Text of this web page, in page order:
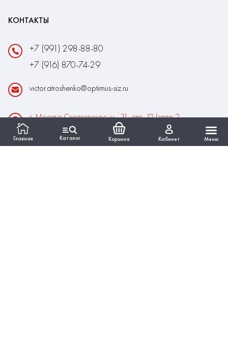
Главная Каталог Корзина Кабинет Меню
КОНТАКТЫ
+7 (991) 298-88-80
+7 (916) 870-74-29
victor.atroshenko@optimus-siz.ru
г. Москва Сколковское ш., 31, стр. 12 (этаж 2,
помещение 22)
Время работы: